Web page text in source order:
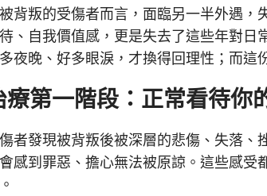
背叛的受傷者而言，面臨另一半外遇，
、自我價值感，更是失去了這些年對日
夜晚、好多眼淚，才換得回理性；而這
療第一階段：正常看待你
者發現被背叛後被深層的悲傷、失落
感到罪惡、擔心無法被原諒。這些感受